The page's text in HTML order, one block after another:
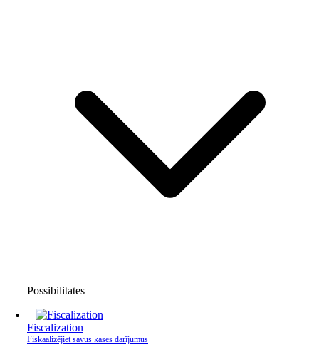
Possibilitates
Fiscalization
Fiskaalizējiet savus kases darījumus